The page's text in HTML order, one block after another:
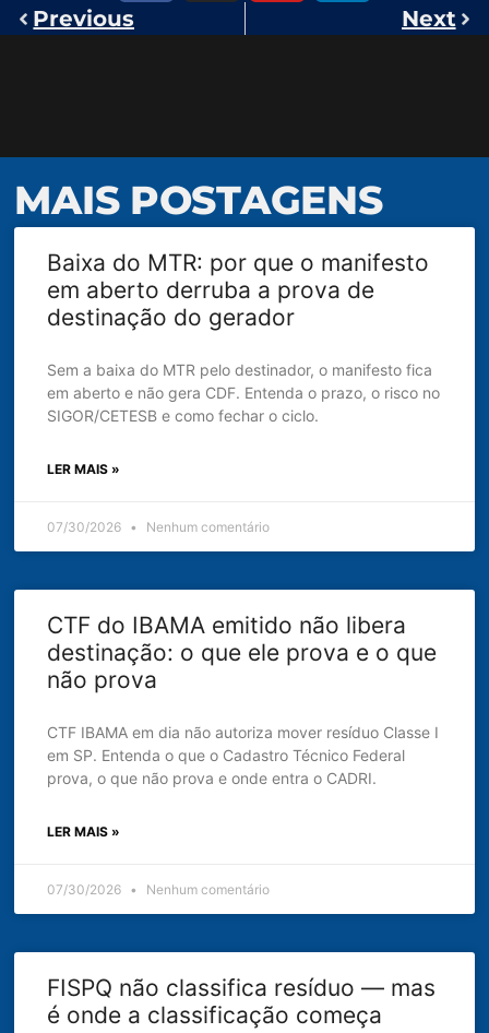
Previous Next
MAIS POSTAGENS
Baixa do MTR: por que o manifesto
em aberto derruba a prova de
destinação do gerador
Sem a baixa do MTR pelo destinador, o manifesto fica
em aberto e não gera CDF. Entenda o prazo, o risco no
SIGOR/CETESB e como fechar o ciclo.
LER MAIS »
07/30/2026 Nenhum comentário
CTF do IBAMA emitido não libera
destinação: o que ele prova e o que
não prova
CTF IBAMA em dia não autoriza mover resíduo Classe I
em SP. Entenda o que o Cadastro Técnico Federal
prova, o que não prova e onde entra o CADRI.
LER MAIS »
07/30/2026 Nenhum comentário
FISPQ não classifica resíduo — mas
é onde a classificação começa